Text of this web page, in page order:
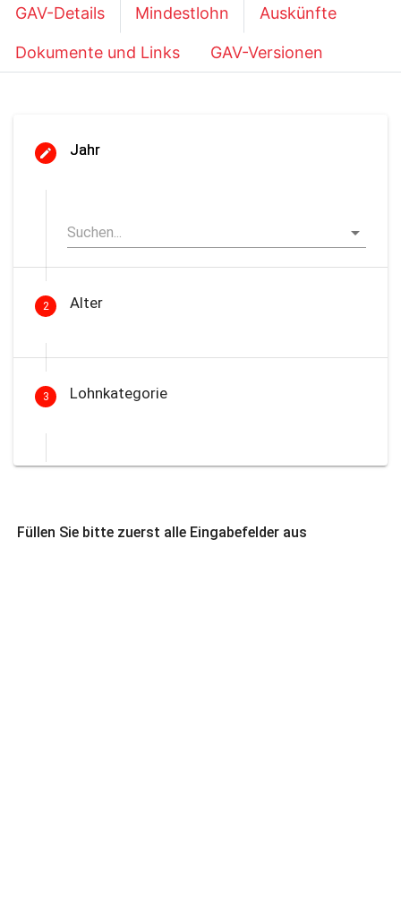
GAV-Details Mindestlohn Auskünfte
Dokumente und Links GAV-Versionen
Jahr
2 Alter
3 Lohnkategorie
Füllen Sie bitte zuerst alle Eingabefelder aus